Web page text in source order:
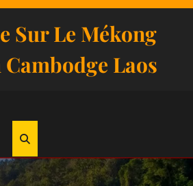
Sur Le Mékong
Laos